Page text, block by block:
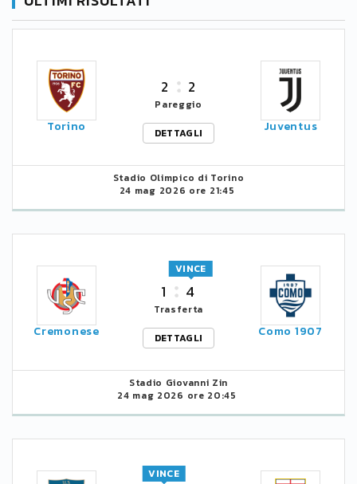
Torino
2 2
Pareggio
DETTAGLI
Juventus
Stadio Olimpico di Torino
24 mag 2026 ore 21:45
Cremonese
1 4
VINCE
Trasferta
DETTAGLI
Como 1907
Stadio Giovanni Zin
24 mag 2026 ore 20:45
VINCE